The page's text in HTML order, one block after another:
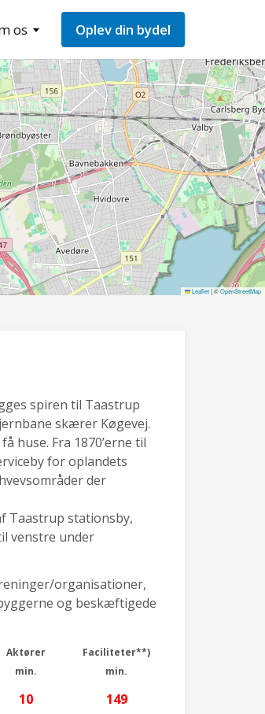
os Oplev din bydel
Leaflet|©OpenStreetMap
spiren til Taastrup
skærer Køgevej.
huse. Fra 1870’erne til
for oplandets
der
Taastrup stationsby,
venstre under
organisationer,
og beskæftigede
Aktører
min.
Faciliteter**)
min.
10 149